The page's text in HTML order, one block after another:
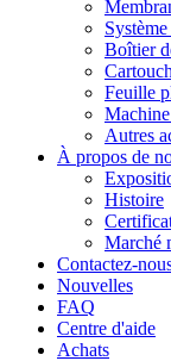
Boîtier
Feuille
Autres
À propos de
Histoire
Marché
Contactez-
Nouvelles
FAQ
Centre d'aide
Achats